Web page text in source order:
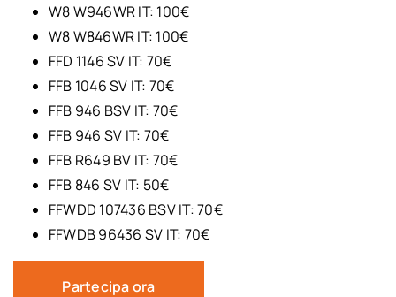
W8 W946WR IT: 100€
W8 W846WR IT: 100€
FFD 1146 SV IT: 70€
FFB 1046 SV IT: 70€
FFB 946 BSV IT: 70€
FFB 946 SV IT: 70€
FFB R649 BV IT: 70€
FFB 846 SV IT: 50€
FFWDD 107436 BSV IT: 70€
FFWDB 96436 SV IT: 70€
Partecipa ora